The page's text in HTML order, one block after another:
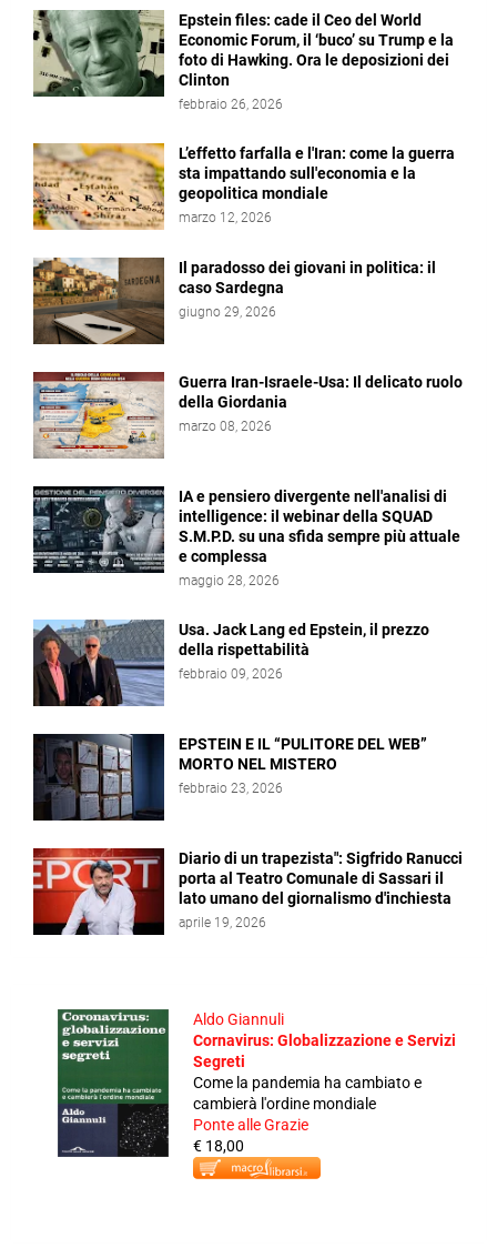
Epstein files: cade il Ceo del World
Economic Forum, il ‘buco’ su Trump e la
foto di Hawking. Ora le deposizioni dei
Clinton
febbraio 26, 2026
L’effetto farfalla e l'Iran: come la guerra
sta impattando sull'economia e la
geopolitica mondiale
marzo 12, 2026
Il paradosso dei giovani in politica: il
caso Sardegna
giugno 29, 2026
Guerra Iran-Israele-Usa: Il delicato ruolo
della Giordania
marzo 08, 2026
IA e pensiero divergente nell'analisi di
intelligence: il webinar della SQUAD
S.M.P.D. su una sfida sempre più attuale
e complessa
maggio 28, 2026
Usa. Jack Lang ed Epstein, il prezzo
della rispettabilità
febbraio 09, 2026
EPSTEIN E IL “PULITORE DEL WEB”
MORTO NEL MISTERO
febbraio 23, 2026
Diario di un trapezista": Sigfrido Ranucci
porta al Teatro Comunale di Sassari il
lato umano del giornalismo d'inchiesta
aprile 19, 2026
Aldo Giannuli
Cornavirus: Globalizzazione e Servizi
Segreti
Come la pandemia ha cambiato e
cambierà l'ordine mondiale
Ponte alle Grazie
€ 18,00